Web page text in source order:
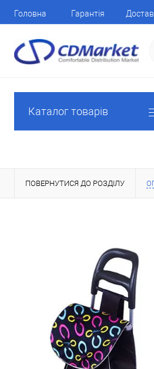
Головна Гарантія
Каталог товарів
ПОВЕРНУТИСЯ ДО РОЗДІЛУ